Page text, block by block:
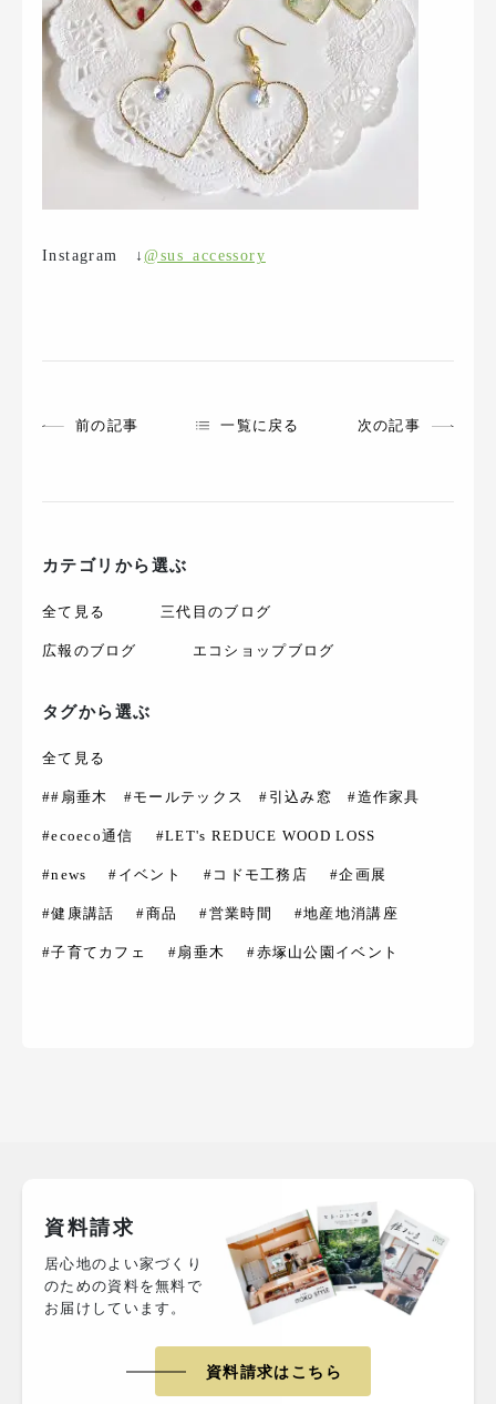
Instagram ↓@sus_accessory
前の記事 一覧に戻る 次の記事
カテゴリから選ぶ
全て見る 三代目のブログ
広報のブログ エコショップブログ
タグから選ぶ
全て見る
##扇垂木 #モールテックス #引込み窓 #造作家具
#ecoeco通信 #LET's REDUCE WOOD LOSS
#news #イベント #コドモ工務店 #企画展
#健康講話 #商品 #営業時間 #地産地消講座
#子育てカフェ #扇垂木 #赤塚山公園イベント
資料請求
居心地のよい家づくり
のための資料を無料で
お届けしています。
資料請求はこちら